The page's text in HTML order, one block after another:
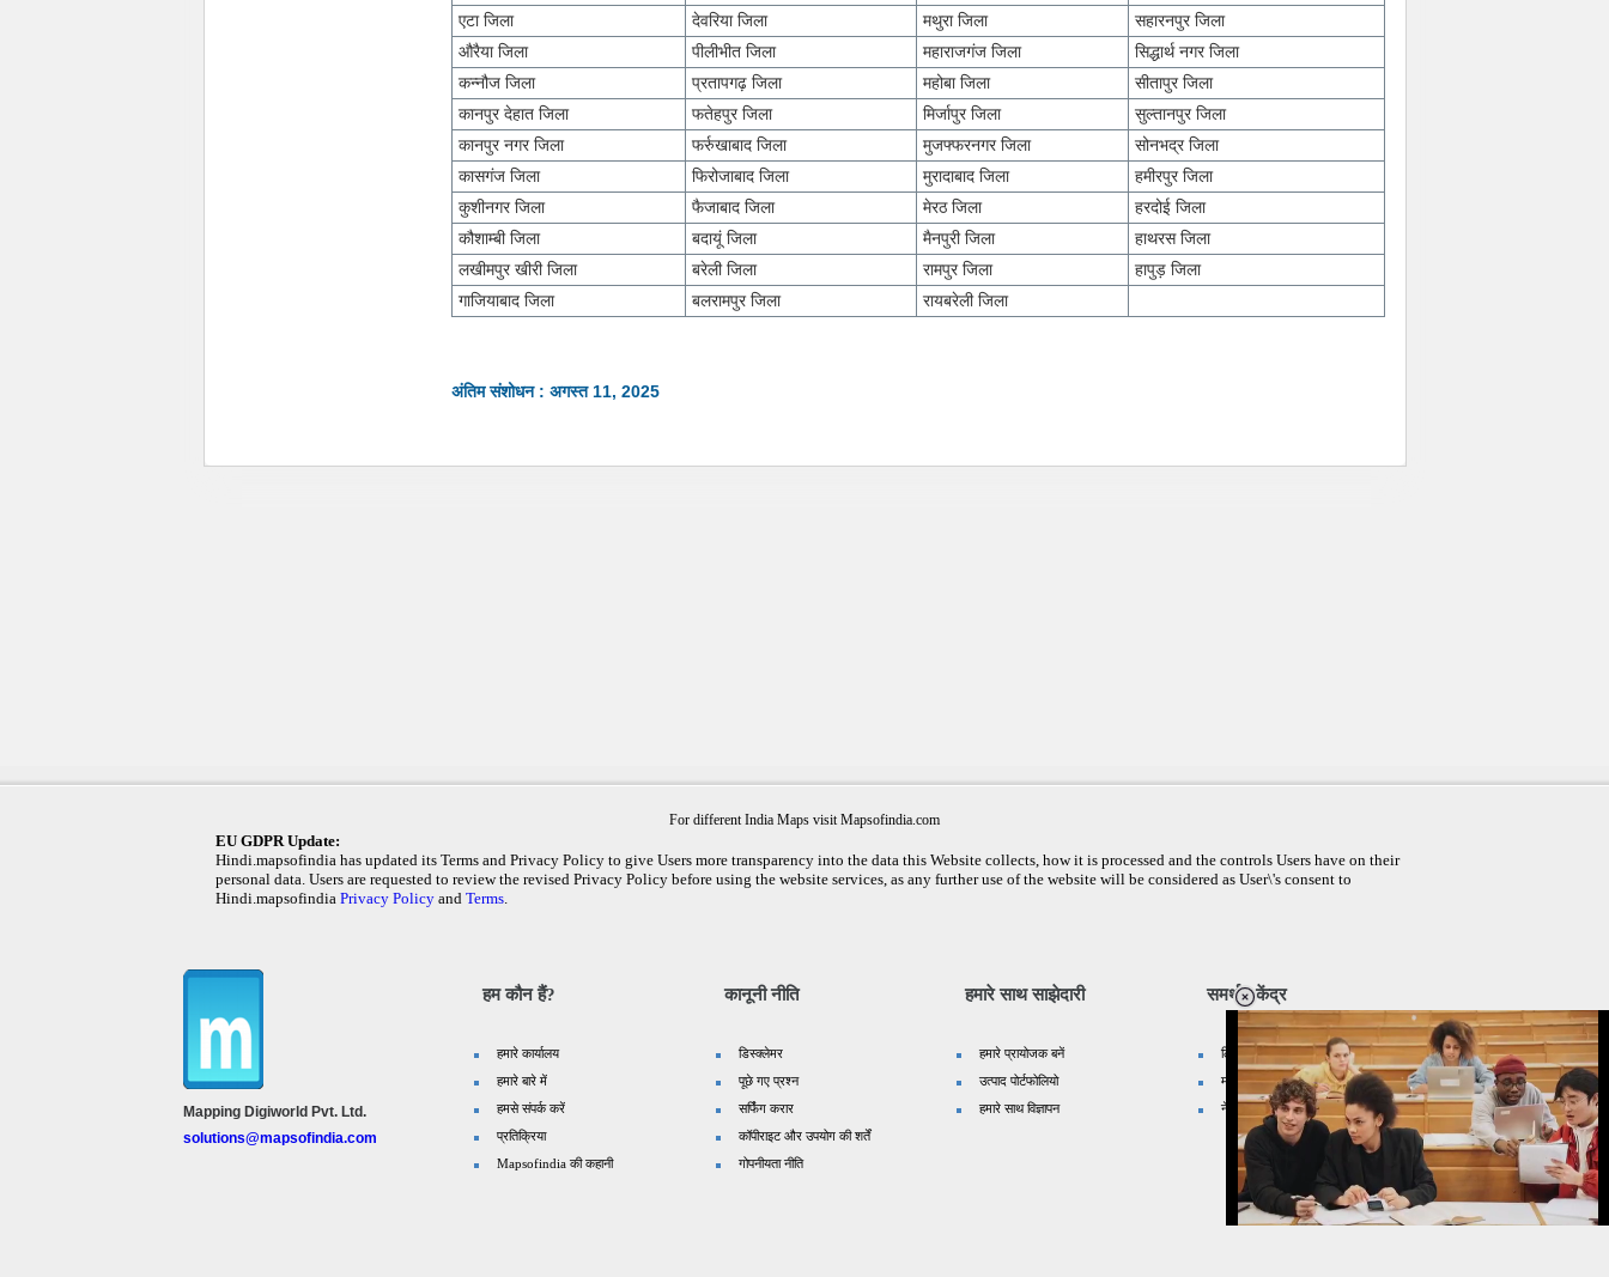
Loaded:
एटा जिला
देवरिया जिला मथुरा जिला
सहारनपुर जिला
औरैया जिला
पीलीभीत जिला महाराजगंज जिला
सिद्धार्थ नगर जिला
कन्नौज जिला
प्रतापगढ़ जिला महोबा जिला
सीतापुर जिला
कानपुर देहात जिला
फतेहपुर जिला मिर्जापुर जिला
सुल्तानपुर जिला
कानपुर नगर जिला
फर्रुखाबाद जिला मुजफ्फरनगर जिला
सोनभद्र जिला
कासगंज जिला
फिरोजाबाद जिला मुरादाबाद जिला
हमीरपुर जिला
कुशीनगर जिला
फैजाबाद जिला मेरठ जिला
हरदोई जिला
कौशाम्बी जिला
बदायूं जिला मैनपुरी जिला
हाथरस जिला
लखीमपुर खीरी जिला
बरेली जिला रामपुर जिला
हापुड़ जिला
गाजियाबाद जिला
बलरामपुर जिला रायबरेली जिला
अंतिम संशोधन : अगस्त 11, 2025
For different India Maps visit Mapsofindia.com
EU GDPR Update:
Hindi.mapsofindia has updated its Terms and Privacy Policy to give Users more transparency into the data this Website collects, how it is processed and the controls Users have on their
personal data. Users are requested to review the revised Privacy Policy before using the website services, as any further use of the website will be considered as User\'s consent to
Hindi.mapsofindia Privacy Policyand Terms.
Mapping Digiworld Pvt. Ltd.
solutions@mapsofindia.com
हम कौन हैं?
हमारे कार्यालय
हमारे बारे में
हमसे संपर्क करें
प्रतिक्रिया
Mapsofindia की कहानी
कानूनी नीति
डिस्क्लेमर
पूछे गए प्रश्न
सर्फिंग करार
कॉपीराइट और उपयोग की शर्तें
गोपनीयता नीति
हमारे साथ साझेदारी
हमारे प्रायोजक बनें
उत्पाद पोर्टफोलियो
हमारे साथ विज्ञापन
समर्थन केंद्र
लिंक प्रदान करे
मानचित्र सुझाएँ
नेटवर्क साइट